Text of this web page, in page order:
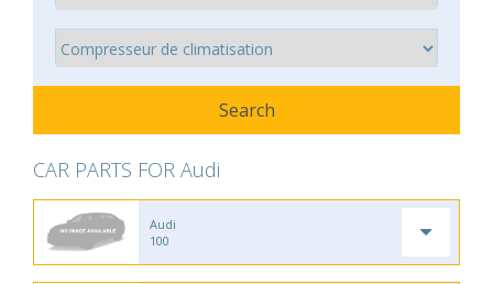
CAR PARTS FOR Audi
Audi
100